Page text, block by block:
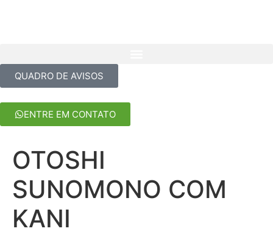
QUADRO DE AVISOS
ENTRE EM CONTATO
OTOSHI
SUNOMONO COM
KANI